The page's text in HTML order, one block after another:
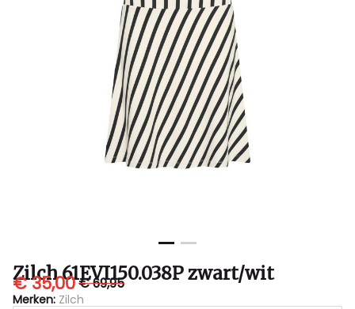
Zilch 61EVI150.038P zwart/wit
€ 35,00€ 69,95
Merken: Zilch